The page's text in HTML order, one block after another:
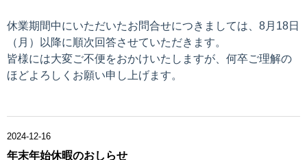
休業期間中にいただいたお問合せにつきましては、8月18日
（月）以降に順次回答させていただきます。
皆様には大変ご不便をおかけいたしますが、何卒ご理解の
ほどよろしくお願い申し上げます。
2024-12-16
年末年始休暇のおしらせ